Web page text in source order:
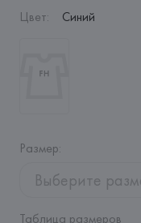
Цвет: Синий
Размер:
Выберите
Таблица размеров